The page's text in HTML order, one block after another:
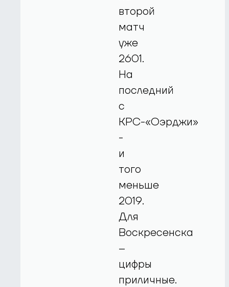
второй
матч
уже
2601.
На
последний
с
КРС-«Оэрджи»
-
и
того
меньше
2019.
Для
Воскресенска
–
цифры
приличные.